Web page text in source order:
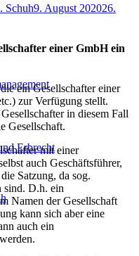
Erbrecht
SchuhPosted
9. August 202026.
einer GmbH ein
ein Gesellschafter einer
zur Verfügung stellt.
in diesem Fall
Gesellschaft.
mit einer
auch Geschäftsführer,
Satzung, da sog.
sind. D.h. ein
Namen der Gesellschaft
kann sich aber eine
auch ein